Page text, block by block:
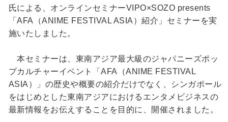
氏による、オンラインセミナーVIPO×SOZO presents
「AFA（ANIME FESTIVAL ASIA）紹介」セミナーを実
施いたしました。
本セミナーは、東南アジア最大級のジャパニーズポッ
プカルチャーイベント「AFA（ANIME FESTIVAL
ASIA）」の歴史や概要の紹介だけでなく、シンガポール
をはじめとした東南アジアにおけるエンタメビジネスの
最新情報をお伝えすることを目的に、開催されました。